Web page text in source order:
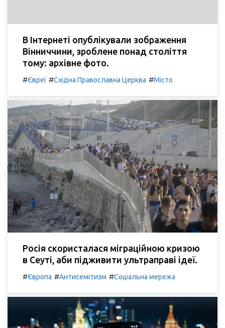
В Інтернеті опублікували зображення
Вінниччини, зроблене понад століття
тому: архівне фото.
#Євреї #Східна Православна Церква #Місто
Росія скористалася міграційною кризою
в Сеуті, аби підживити ультраправі ідеї.
#Європа #Антисемітизм #Соціальна мережа